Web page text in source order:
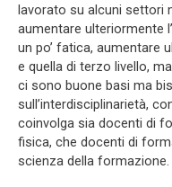
lavorato su alcuni settori
aumentare ulteriormente
un po’ fatica, aumentare
e quella di terzo livello,
ci sono buone basi ma
sull’interdisciplinarietà,
coinvolga sia docenti di
fisica, che docenti di
scienza della formazione.